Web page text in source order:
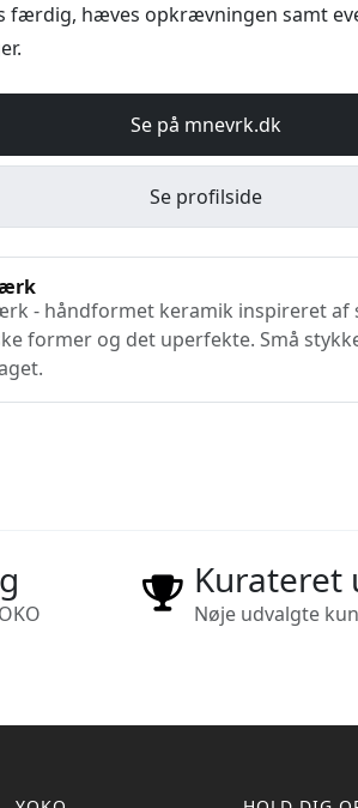
færdig, hæves opkrævningen samt
Se på mnevrk.dk
Se profilside
- håndformet keramik inspireret af
former og det uperfekte. Små
Kurateret
Nøje udvalgte